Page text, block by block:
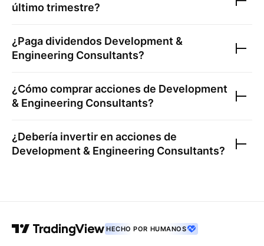
último trimestre?
¿Paga dividendos Development &
Engineering Consultants?
¿Cómo comprar acciones de Development
& Engineering Consultants?
¿Debería invertir en acciones de
Development & Engineering Consultants?
HECHO POR HUMANOS